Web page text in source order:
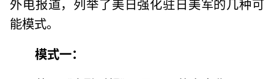
外电报道，列举了美日强化驻日美军的几种可
能模式。
模式一：